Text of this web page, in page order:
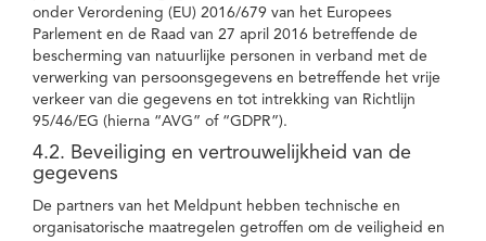
onder Verordening (EU) 2016/679 van het Europees
Parlement en de Raad van 27 april 2016 betreffende de
bescherming van natuurlijke personen in verband met de
verwerking van persoonsgegevens en betreffende het vrije
verkeer van die gegevens en tot intrekking van Richtlijn
95/46/EG (hierna “AVG” of “GDPR”).
4.2. Beveiliging en vertrouwelijkheid van de
gegevens
De partners van het Meldpunt hebben technische en
organisatorische maatregelen getroffen om de veiligheid en